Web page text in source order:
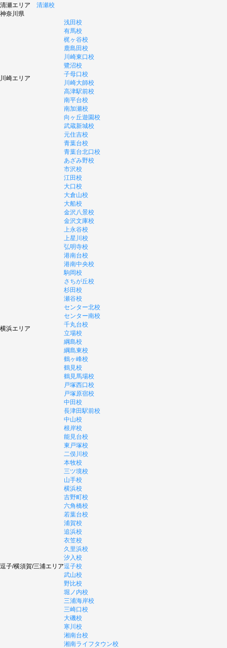
清瀬エリア
清瀬校
神奈川県
川崎エリア
浅田校
有馬校
梶ヶ谷校
鹿島田校
川崎東口校
鷺沼校
子母口校
川崎大師校
高津駅前校
南平台校
南加瀬校
向ヶ丘遊園校
武蔵新城校
元住吉校
横浜エリア
青葉台校
青葉台北口校
あざみ野校
市沢校
江田校
大口校
大倉山校
大船校
金沢八景校
金沢文庫校
上永谷校
上星川校
弘明寺校
港南台校
港南中央校
駒岡校
さちが丘校
杉田校
瀬谷校
センター北校
センター南校
千丸台校
立場校
綱島校
綱島東校
鶴ヶ峰校
鶴見校
鶴見馬場校
戸塚西口校
戸塚原宿校
中田校
長津田駅前校
中山校
根岸校
能見台校
東戸塚校
二俣川校
本牧校
三ツ境校
山手校
横浜校
吉野町校
六角橋校
若葉台校
逗子/横須賀/三浦エリア
浦賀校
追浜校
衣笠校
久里浜校
汐入校
逗子校
武山校
野比校
堀ノ内校
三浦海岸校
三崎口校
大磯校
寒川校
湘南台校
湘南ライフタウン校